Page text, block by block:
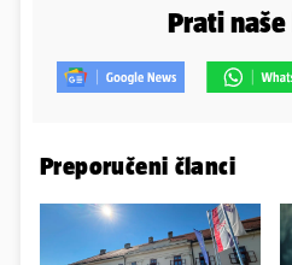
Prati
Preporučeni članci